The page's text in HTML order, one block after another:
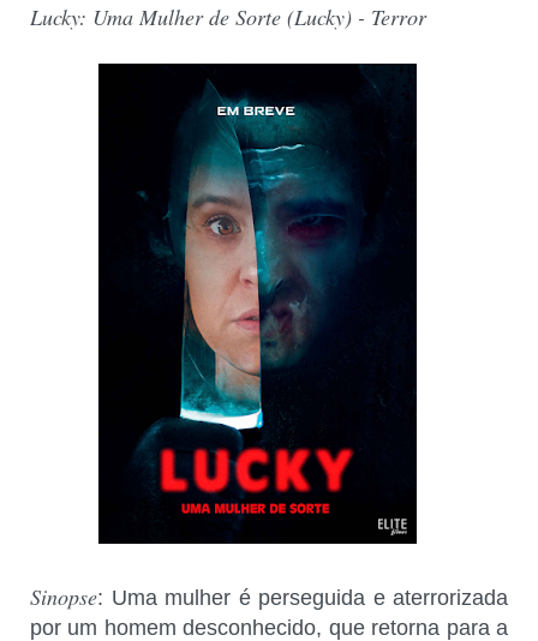
Lucky: Uma Mulher de Sorte (Lucky) - Terror
Sinopse: Uma mulher é perseguida e aterrorizada
por um homem desconhecido, que retorna para a